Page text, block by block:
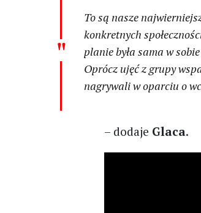
To są nasze
konkretnych
planie była sama w
Oprócz ujęć z grupy
nagrywali w oparciu o
– dodaje Glaca.